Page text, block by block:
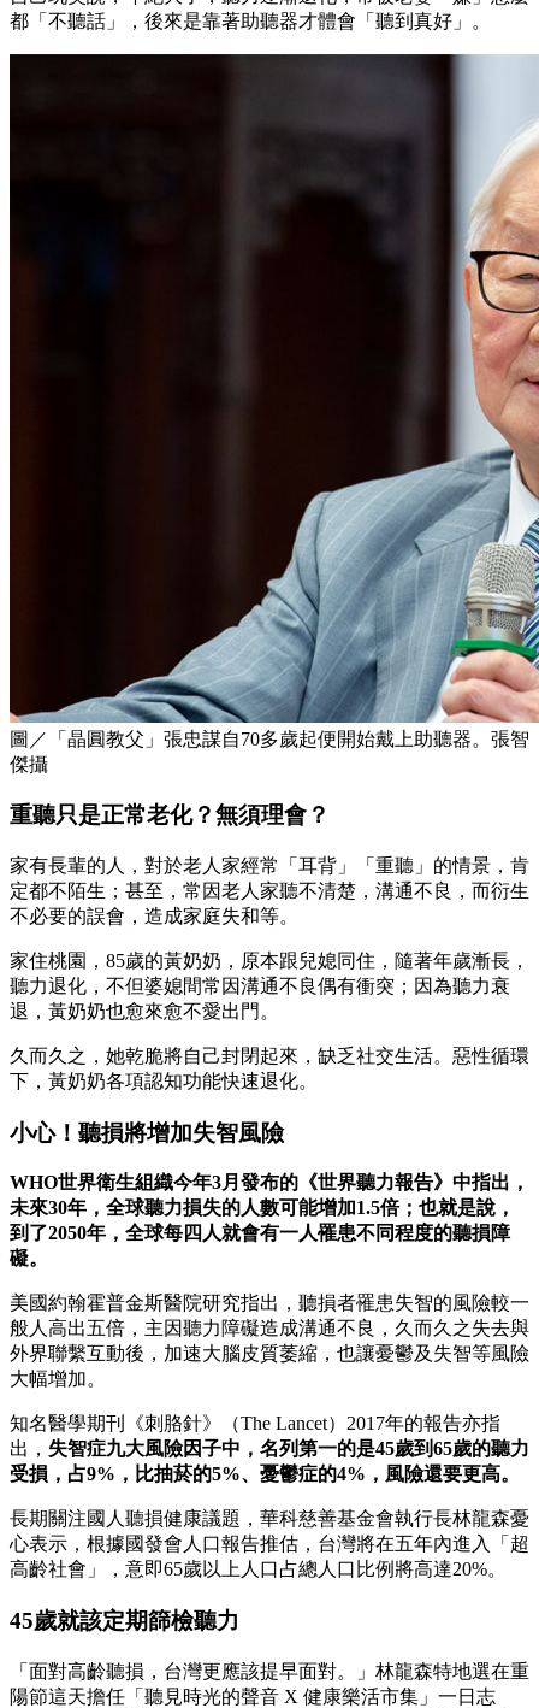
都「不聽話」，後來是靠著助聽器才體會「聽到真好」。
圖／「晶圓教父」張忠謀自70多歲起便開始戴上助聽器。張智
傑攝
重聽只是正常老化？無須理會？
家有長輩的人，對於老人家經常「耳背」「重聽」的情景，肯
定都不陌生；甚至，常因老人家聽不清楚，溝通不良，而衍生
不必要的誤會，造成家庭失和等。
家住桃園，85歲的黃奶奶，原本跟兒媳同住，隨著年歲漸長，
聽力退化，不但婆媳間常因溝通不良偶有衝突；因為聽力衰
退，黃奶奶也愈來愈不愛出門。
久而久之，她乾脆將自己封閉起來，缺乏社交生活。惡性循環
下，黃奶奶各項認知功能快速退化。
小心！聽損將增加失智風險
WHO世界衛生組織今年3月發布的《世界聽力報告》中指出，
未來30年，全球聽力損失的人數可能增加1.5倍；也就是說，
到了2050年，全球每四人就會有一人罹患不同程度的聽損障
礙。
美國約翰霍普金斯醫院研究指出，聽損者罹患失智的風險較一
般人高出五倍，主因聽力障礙造成溝通不良，久而久之失去與
外界聯繫互動後，加速大腦皮質萎縮，也讓憂鬱及失智等風險
大幅增加。
知名醫學期刊《刺胳針》（The Lancet）2017年的報告亦指
出， 失智症九大風險因子中，名列第一的是45歲到65歲的聽力
受損，占9%，比抽菸的5%、憂鬱症的4%，風險還要更高。
長期關注國人聽損健康議題，華科慈善基金會執行長林龍森憂
心表示，根據國發會人口報告推估，台灣將在五年內進入「超
高齡社會」，意即65歲以上人口占總人口比例將高達20%。
45歲就該定期篩檢聽力
「面對高齡聽損，台灣更應該提早面對。」林龍森特地選在重
陽節這天擔任「聽見時光的聲音 X 健康樂活市集」一日志